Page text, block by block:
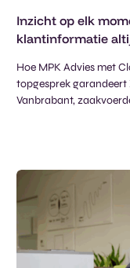
Inzicht op elk
klantinformatie
Hoe MPK Advies met
topgesprek garandeert
Vanbrabant,